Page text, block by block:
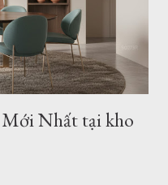
Một chiếc thảm có
cân đối, giúp bộ sofa, bàn
một tổng ...
Nhất tại kho